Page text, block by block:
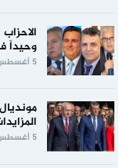
وحيداً
5 أغسطس 2026
5 أغسطس 2026